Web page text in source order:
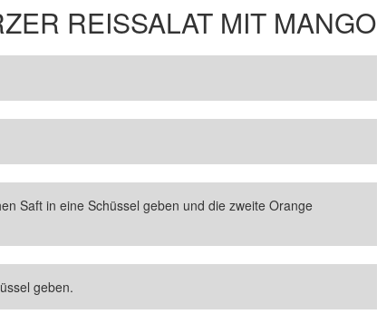
REISSALAT MIT MANGO
Saft in eine Schüssel geben und die zweite Orange
geben.